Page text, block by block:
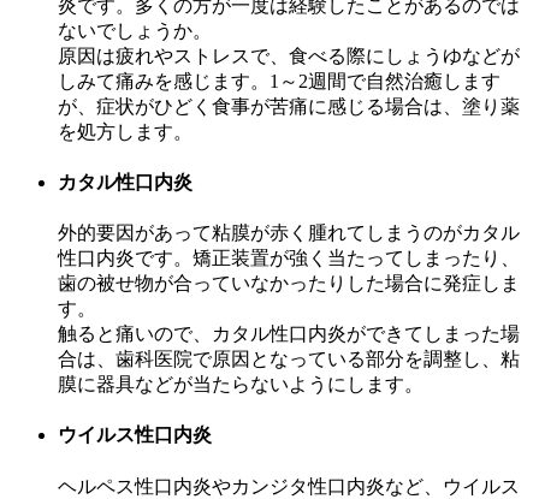
炎です。多くの方が一度は経験したことがあるのでは
ないでしょうか。
原因は疲れやストレスで、食べる際にしょうゆなどが
しみて痛みを感じます。1～2週間で自然治癒します
が、症状がひどく食事が苦痛に感じる場合は、塗り薬
を処方します。
カタル性口内炎
外的要因があって粘膜が赤く腫れてしまうのがカタル
性口内炎です。矯正装置が強く当たってしまったり、
歯の被せ物が合っていなかったりした場合に発症しま
す。
触ると痛いので、カタル性口内炎ができてしまった場
合は、歯科医院で原因となっている部分を調整し、粘
膜に器具などが当たらないようにします。
ウイルス性口内炎
ヘルペス性口内炎やカンジタ性口内炎など、ウイルス